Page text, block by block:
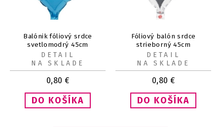
Balónik fóliový srdce
svetlomodrý 45cm
0,80 €
DETAIL
NA SKLADE
Fóliový balón srdce
strieborný 45cm
0,80 €
DETAIL
NA SKLADE